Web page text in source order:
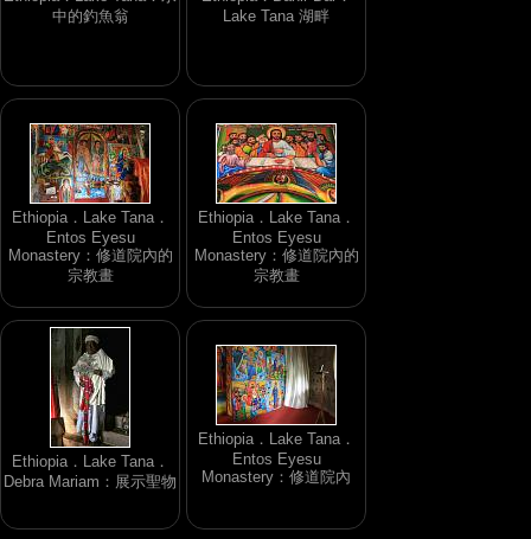
中的釣魚翁
Lake Tana 湖畔
Ethiopia．Lake Tana．
Entos Eyesu
Monastery：修道院內的
宗教畫
Ethiopia．Lake Tana．
Entos Eyesu
Monastery：修道院內的
宗教畫
Ethiopia．Lake Tana．
Debra Mariam：展示聖物
Ethiopia．Lake Tana．
Entos Eyesu
Monastery：修道院內